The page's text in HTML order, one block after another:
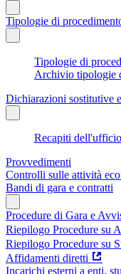
Tipologie di
Tipologie di
Archivio tipologie
Dichiarazioni sostitutive
Recapiti
Provvedimenti
Controlli sulle attività
Bandi di gara e contratti
Procedure di Gara e
Riepilogo Procedure su
Riepilogo Procedure su
Affidamenti diretti
Incarichi esterni a enti,